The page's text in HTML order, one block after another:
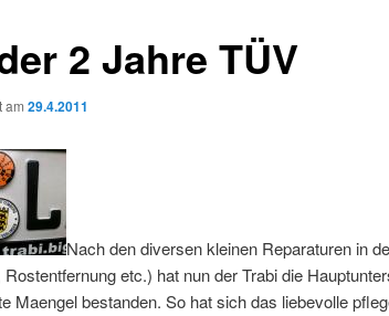
2 Jahre TÜV
am 29.4.2011
Nach den diversen kleinen Reparaturen in
etc.) hat nun der Trabi die
Maengel bestanden. So hat sich das liebevolle